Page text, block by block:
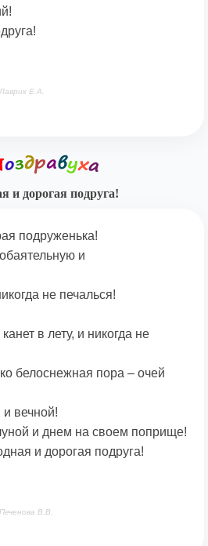
Е.А.
и дорогая подруга!
подруженька!
и
не печалься!
в лету, и никогда не
белоснежная пора – очей
вечной!
и днем на своем поприще!
и дорогая подруга!
В.В.